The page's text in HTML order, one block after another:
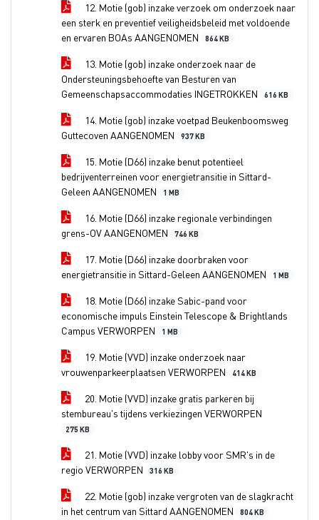
12. Motie (gob) inzake verzoek om onderzoek naar
een sterk en preventief veiligheidsbeleid met voldoende
en ervaren BOAs AANGENOMEN
864 KB
13. Motie (gob) inzake onderzoek naar de
Ondersteuningsbehoefte van Besturen van
Gemeenschapsaccommodaties INGETROKKEN
616 KB
14. Motie (gob) inzake voetpad Beukenboomsweg
Guttecoven AANGENOMEN
937 KB
15. Motie (D66) inzake benut potentieel
bedrijventerreinen voor energietransitie in Sittard-
Geleen AANGENOMEN
1 MB
16. Motie (D66) inzake regionale verbindingen
grens-OV AANGENOMEN
746 KB
17. Motie (D66) inzake doorbraken voor
energietransitie in Sittard-Geleen AANGENOMEN
1 MB
18. Motie (D66) inzake Sabic-pand voor
economische impuls Einstein Telescope & Brightlands
Campus VERWORPEN
1 MB
19. Motie (VVD) inzake onderzoek naar
vrouwenparkeerplaatsen VERWORPEN
414 KB
20. Motie (VVD) inzake gratis parkeren bij
stembureau's tijdens verkiezingen VERWORPEN
275 KB
21. Motie (VVD) inzake lobby voor SMR's in de
regio VERWORPEN
316 KB
22. Motie (gob) inzake vergroten van de slagkracht
in het centrum van Sittard AANGENOMEN
804 KB